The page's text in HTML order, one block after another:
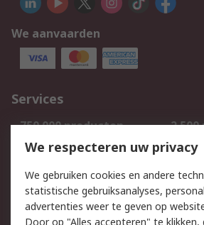
We aanvaarden
Services
750.000 producten
Bestellen
Track & Trace
Wettelijk
We respecteren uw privacy
We gebruiken cookies en andere
statistische gebruiksanalyses,
advertenties weer te geven op
Door op "Alles accepteren" te klikken,